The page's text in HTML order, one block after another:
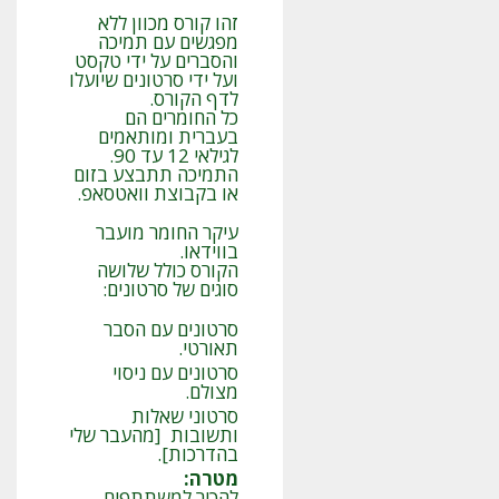
זהו קורס מכוון ללא
מפגשים עם תמיכה
והסברים על ידי טקסט
ועל ידי סרטונים שיועלו
לדף הקורס.
כל החומרים הם
בעברית ומותאמים
לגילאי 12 עד 90.
התמיכה תתבצע בזום
או בקבוצת וואטסאפ.
עיקר החומר מועבר
בווידאו.
הקורס כולל שלושה
סוגים של סרטונים:
סרטונים עם הסבר
תאורטי.
סרטונים עם ניסוי
מצולם.
סרטוני שאלות
ותשובות [מהעבר שלי
בהדרכות].
מטרה: